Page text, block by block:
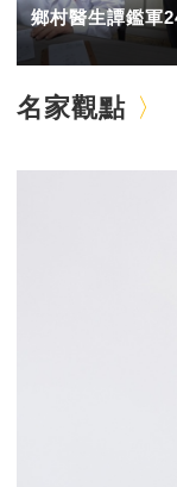
鄉村醫生譚鑑軍
名家觀點